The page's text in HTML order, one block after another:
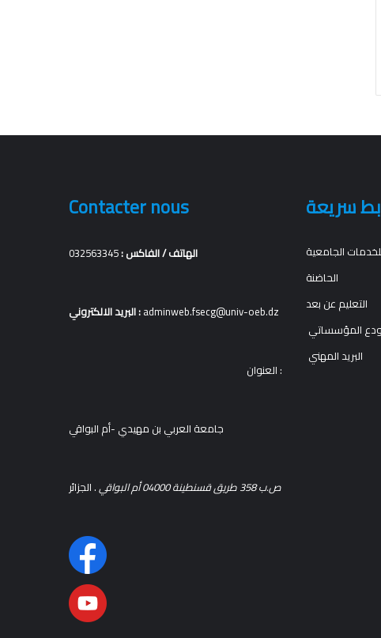
Contacter nous
الهاتف / الفاكس :032563345
البريد الالكتروني :adminweb.fsecg@univ-oeb.dz
العنوان :
جامعة العربي بن مهيدي -أم البواقي
ص.ب 358 طريق قسنطينة 04000 أم البواقي . الجزائر
سريعة
الجامعية
الحاضنة
التعليم عن بعد
البريد المهني